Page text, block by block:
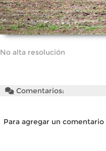
No alta resolución
Comentarios:
Para agregar un comentario